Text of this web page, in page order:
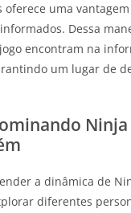
uma
Dessa
encontram na
um lugar de
a dinâmica de
diferentes